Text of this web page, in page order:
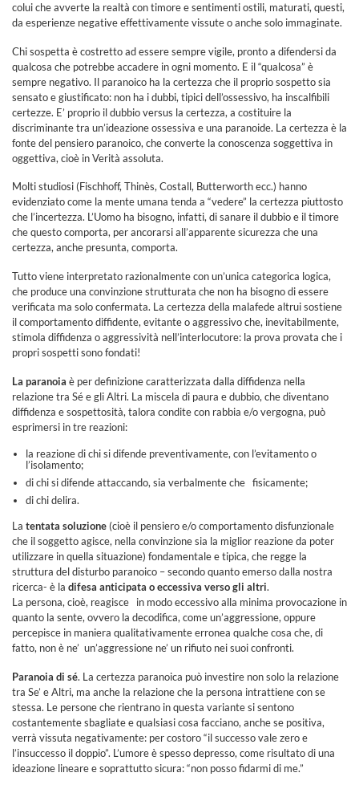
colui che avverte la realtà con timore e sentimenti ostili, maturati, questi,
da esperienze negative effettivamente vissute o anche solo immaginate.
Chi sospetta è costretto ad essere sempre vigile, pronto a difendersi da
qualcosa che potrebbe accadere in ogni momento. E il “qualcosa” è
sempre negativo. Il paranoico ha la certezza che il proprio sospetto sia
sensato e giustificato: non ha i dubbi, tipici dell’ossessivo, ha inscalfibili
certezze. E’ proprio il dubbio versus la certezza, a costituire la
discriminante tra un’ideazione ossessiva e una paranoide. La certezza è la
fonte del pensiero paranoico, che converte la conoscenza soggettiva in
oggettiva, cioè in Verità assoluta.
Molti studiosi (Fischhoff, Thinès, Costall, Butterworth ecc.) hanno
evidenziato come la mente umana tenda a “vedere” la certezza piuttosto
che l’incertezza. L’Uomo ha bisogno, infatti, di sanare il dubbio e il timore
che questo comporta, per ancorarsi all’apparente sicurezza che una
certezza, anche presunta, comporta.
Tutto viene interpretato razionalmente con un’unica categorica logica,
che produce una convinzione strutturata che non ha bisogno di essere
verificata ma solo confermata. La certezza della malafede altrui sostiene
il comportamento diffidente, evitante o aggressivo che, inevitabilmente,
stimola diffidenza o aggressività nell’interlocutore: la prova provata che i
propri sospetti sono fondati!
La paranoia è per definizione caratterizzata dalla diffidenza nella
relazione tra Sé e gli Altri. La miscela di paura e dubbio, che diventano
diffidenza e sospettosità, talora condite con rabbia e/o vergogna, può
esprimersi in tre reazioni:
la reazione di chi si difende preventivamente, con l’evitamento o
l’isolamento;
di chi si difende attaccando, sia verbalmente che fisicamente;
di chi delira.
La tentata soluzione (cioè il pensiero e/o comportamento disfunzionale
che il soggetto agisce, nella convinzione sia la miglior reazione da poter
utilizzare in quella situazione) fondamentale e tipica, che regge la
struttura del disturbo paranoico – secondo quanto emerso dalla nostra
ricerca- è la difesa anticipata o eccessiva verso gli altri.
La persona, cioè, reagisce in modo eccessivo alla minima provocazione in
quanto la sente, ovvero la decodifica, come un’aggressione, oppure
percepisce in maniera qualitativamente erronea qualche cosa che, di
fatto, non è ne’ un’aggressione ne’ un rifiuto nei suoi confronti.
Paranoia di sé. La certezza paranoica può investire non solo la relazione
tra Se’ e Altri, ma anche la relazione che la persona intrattiene con se
stessa. Le persone che rientrano in questa variante si sentono
costantemente sbagliate e qualsiasi cosa facciano, anche se positiva,
verrà vissuta negativamente: per costoro “il successo vale zero e
l’insuccesso il doppio”. L’umore è spesso depresso, come risultato di una
ideazione lineare e soprattutto sicura: “non posso fidarmi di me.”